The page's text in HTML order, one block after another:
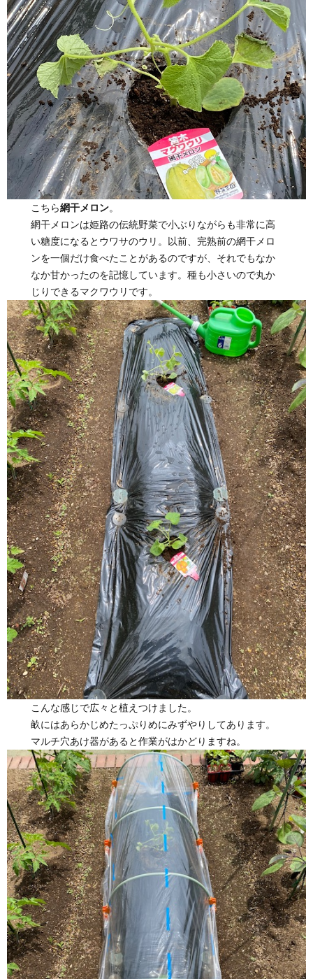
こちら網干メロン。
網干メロンは姫路の伝統野菜で小ぶりながらも非常に高
い糖度になるとウワサのウリ。以前、完熟前の網干メロ
ンを一個だけ食べたことがあるのですが、それでもなか
なか甘かったのを記憶しています。種も小さいので丸か
じりできるマクワウリです。
こんな感じで広々と植えつけました。
畝にはあらかじめたっぷりめにみずやりしてあります。
マルチ穴あけ器があると作業がはかどりますね。